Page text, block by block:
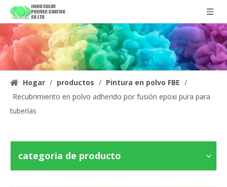
Hogar / productos / Pintura en polvo FBE /
Recubrimiento en polvo adherido por fusión epoxi pura para
tuberías
categoria de producto